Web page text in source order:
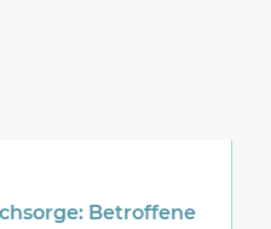
Betroffene